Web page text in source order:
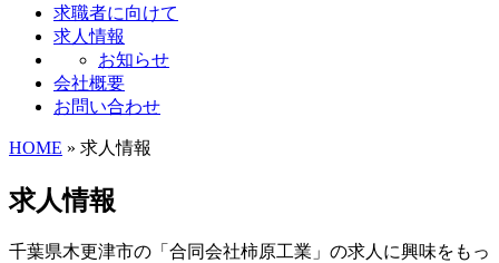
求職者に向けて
求人情報
お知らせ
会社概要
お問い合わせ
HOME » 求人情報
求人情報
千葉県木更津市の「合同会社柿原工業」の求人に興味をもっ